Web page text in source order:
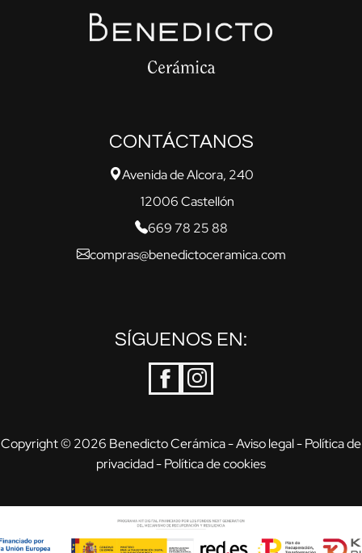
CONTÁCTANOS
Avenida de Alcora, 240
12006 Castellón
669 78 25 88
compras@benedictoceramica.com
SÍGUENOS EN:
Copyright © 2026 Benedicto Cerámica -Aviso legal-Política de
privacidad-Política de cookies